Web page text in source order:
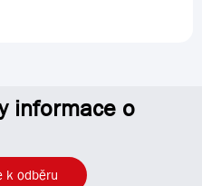
informace o
k odběru